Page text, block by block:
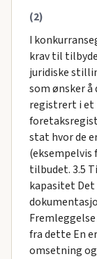
(2)
I
krav til
juridiske
som ønsker
registrert i et
stat hvor de
tilbudet. 3.5
kapasitet Det
fra dette En
omsetning